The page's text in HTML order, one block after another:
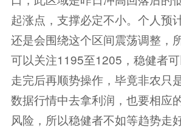
起涨点，支撑必定不小。个人预
还是会围绕这个区间震荡调整，
可以关注1195至1205，稳健者
走完后再顺势操作，毕竟非农只
数据行情中去拿利润，也要相应
风险，所以稳健者不如等趋势走